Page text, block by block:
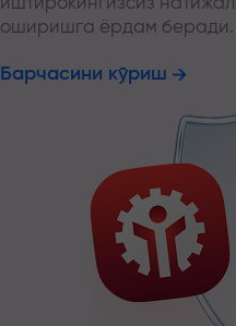
оширишга ёрдам беради.
Барчасини кўриш